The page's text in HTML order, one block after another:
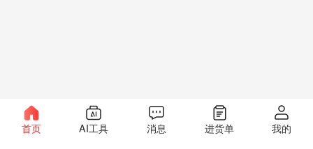
首页 AI工具 消息 进货单 我的